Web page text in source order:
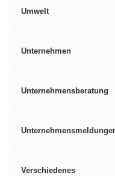
Umwelt
Unternehmen
Unternehmensberatung
Verschiedenes